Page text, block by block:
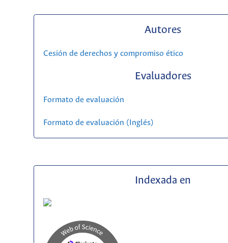
Autores
Cesión de derechos y compromiso ético
Evaluadores
Formato de evaluación
Formato de evaluación (Inglés)
Indexada en